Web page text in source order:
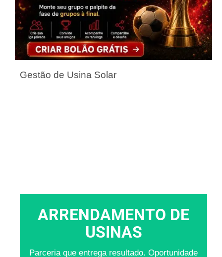
Gestão de Usina Solar
ARRENDAMENTO DE
USINAS
Parceria que entrega resultado. Oportunidade